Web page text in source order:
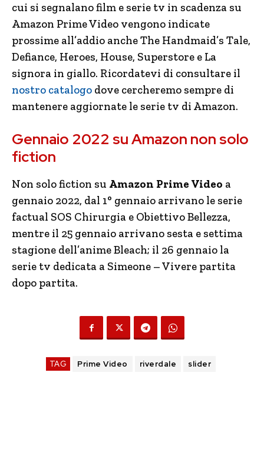
cui si segnalano film e serie tv in scadenza su
Amazon Prime Video vengono indicate
prossime all’addio anche The Handmaid’s Tale,
Defiance, Heroes, House, Superstore e La
signora in giallo. Ricordatevi di consultare il
nostro catalogo dove cercheremo sempre di
mantenere aggiornate le serie tv di Amazon.
Gennaio 2022 su Amazon non solo
fiction
Non solo fiction su Amazon Prime Video a
gennaio 2022, dal 1° gennaio arrivano le serie
factual SOS Chirurgia e Obiettivo Bellezza,
mentre il 25 gennaio arrivano sesta e settima
stagione dell’anime Bleach; il 26 gennaio la
serie tv dedicata a Simeone – Vivere partita
dopo partita.
TAG Prime Video riverdale slider